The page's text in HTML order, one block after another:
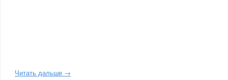
Читать дальше →